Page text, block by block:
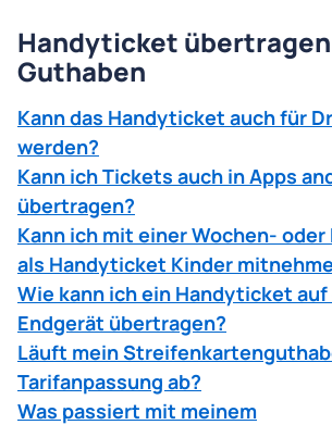
Handyticket
Guthaben
Kann das Handyticket auch für
werden?
Kann ich Tickets auch in Apps
übertragen?
Kann ich mit einer Wochen-
als Handyticket Kinder
Wie kann ich ein Handyticket
Endgerät übertragen?
Läuft mein
Tarifanpassung ab?
Was passiert mit meinem